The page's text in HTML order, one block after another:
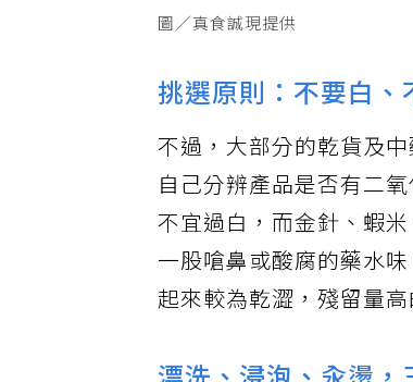
挑選原則：不要白
不過，大部分的乾貨及
自己分辨產品是否有二
不宜過白，而金針、蝦
一股嗆鼻或酸腐的藥水
起來較為乾澀，殘留量高